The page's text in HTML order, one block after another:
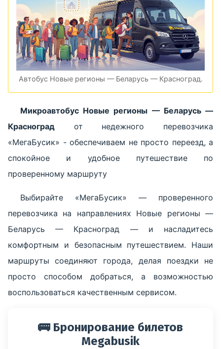
Автобус Новые регионы — Беларусь — Красноград.
Микроавтобус Новые регионы — Беларусь —
Красноград от недежного перевозчика
«МегаБусик» - обеспечиваем не просто переезд, а
спокойное и удобное путешествие по
проверенному маршруту
Выбирайте «МегаБусик» — проверенного
перевозчика на направлениях Новые регионы —
Беларусь — Красноград — и насладитесь
комфортным и безопасным путешествием. Наши
маршруты соединяют города, делая поездки не
просто способом добраться, а возможностью
воспользоваться качественным сервисом.
🚌 Бронирование билетов
Megabusik